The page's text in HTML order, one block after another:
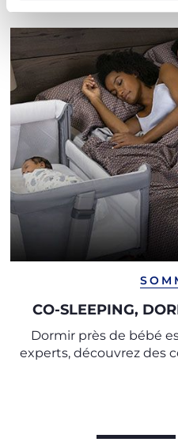
CO-SLEEPING,
Dormir près de bébé
experts, découvrez des